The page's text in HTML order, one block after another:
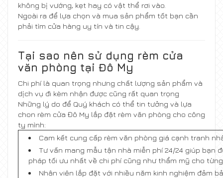
không bị vướng, kẹt hay có vật thể rơi vào.
Ngoài ra để lựa chọn và mua sản phẩm tốt bạn cần
phải tìm cửa hàng uy tín và tin cậy.
Tại sao nên sử dụng rèm cửa
văn phòng tại Đô My
Chi phí là quan trọng nhưng chất lượng sản phẩm và
dịch vụ đi kèm nhận được cũng rất quan trọng
Những lý do để Quý khách có thể tin tưởng và lựa
chon rèm cửa Đô My lắp đặt rèm văn phòng cho công
ty mình:
Cam kết cung cấp rèm văn phòng giá cạnh tranh
Tư vấn mang mẫu tận nhà miễn phí 24/24 giúp bạn
pháp tối ưu nhất về chi phí cũng như thẩm mỹ cho
Nhân viên lắp đặt với nhiều năm kinh nghiệm đảm